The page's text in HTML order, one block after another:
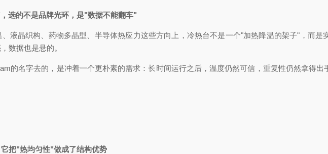
选的不是品牌光环，是"数据不能翻车"
晶织构、药物多晶型、半导体热应力这些方向上，冷热台不是一个"加热降温的架子"，而是
数据也是悬的。
名字去的，是冲着一个更朴素的需求：长时间运行之后，温度仍然可信，重复性仍然拿得出
把"热均匀性"做成了结构优势